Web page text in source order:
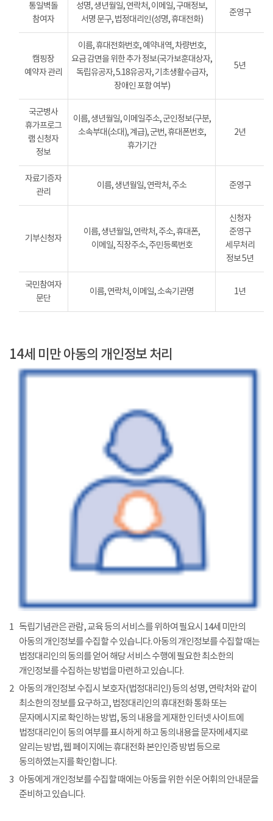
통일벽돌
참여자
성명, 생년월일, 연락처, 이메일, 구매정보,
서명 문구, 법정대리인(성명, 휴대전화)
준영구
캠핑장
예약자 관리
이름, 휴대전화번호, 예약내역, 차량번호,
요금 감면을 위한 추가 정보(국가보훈대상자,
독립유공자, 5.18유공자, 기초생활수급자,
장애인 포함 여부)
5년
국군병사
휴가프로그
램 신청자
정보
이름, 생년월일, 이메일주소, 군인정보(구분,
소속부대(소대), 계급), 군번, 휴대폰번호,
휴가기간
2년
자료기증자
관리
이름, 생년월일, 연락처, 주소 준영구
기부신청자
이름, 생년월일, 연락처, 주소, 휴대폰,
이메일, 직장주소, 주민등록번호
신청자
준영구
세무처리
정보 5년
국민참여자
문단
이름, 연락처, 이메일, 소속기관명 1년
14세 미만 아동의 개인정보 처리
1 독립기념관은 관람, 교육 등의 서비스를 위하여 필요시 14세 미만의
아동의 개인정보를 수집할 수 있습니다. 아동의 개인정보를 수집할 때는
법정대리인의 동의를 얻어 해당 서비스 수행에 필요한 최소한의
개인정보를 수집하는 방법을 마련하고 있습니다.
2 아동의 개인정보 수집시 보호자(법정대리인) 등의 성명, 연락처와 같이
최소한의 정보를 요구하고, 법정대리인의 휴대전화 통화 또는
문자메시지로 확인하는 방법, 동의 내용을 게재한 인터넷 사이트에
법정대리인이 동의 여부를 표시하게 하고 동의내용을 문자메세지로
알리는 방법, 웹 페이지에는 휴대전화 본인인증 방법 등으로
동의하였는지를 확인합니다.
3 아동에게 개인정보를 수집할 때에는 아동을 위한 쉬운 어휘의 안내문을
준비하고 있습니다.